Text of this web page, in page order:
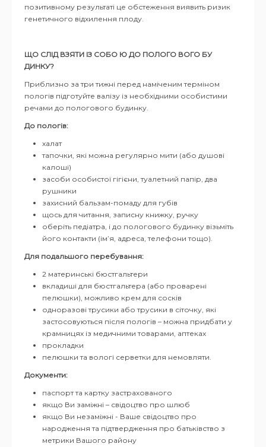
позитивному результаті це обстеження виявить ризик
генетичного відхилення плоду.
ЩО СЛІД ВЗЯТИ ІЗ СОБО Ю ДО ПОЛОГО ВОГО БУ
ДИНКУ?
Приблизно за три тижні перед наміченим терміном
пологів підготуйте валізу із необхідними особистими
речами до пологового будинку.
До пологів:
халат
тапочки, які можна регулярно мити (або душові
калоші)
засоби особистої гігієни, туалетний папір, два
рушники
захисний бальзам-помаду для губів
щось для читання, записну книжку, ручку
оберіть педіатра, і до пологового будинку візьміть
його контакти (ім’я, адреса, телефони тощо).
Для подальшого перебування:
2 материнські бюстгальтери
вкладиші для бюстгальтера (або проварені
пелюшки), можливо крем для сосків
одноразові трусики або трусики в сіточку, які
застосовуються після пологів – можна придбати у
крамницях із медичними товарами, аптеках
прокладки
пелюшки та вологі серветки для немовляти.
Документи:
паспорт та картку застрахованого
якщо Ви заміжні – свідоцтво про шлюб
якщо Ви незаміжні - Ваше свідоцтво про
народження та підтвердження про батьківство з
метрики Вашого району